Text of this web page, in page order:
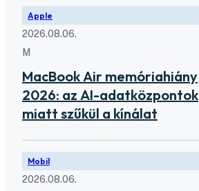
Apple
2026.08.06.
M
MacBook Air memóriahiány
2026: az AI-adatközpontok
miatt szűkül a kínálat
Mobil
2026.08.06.